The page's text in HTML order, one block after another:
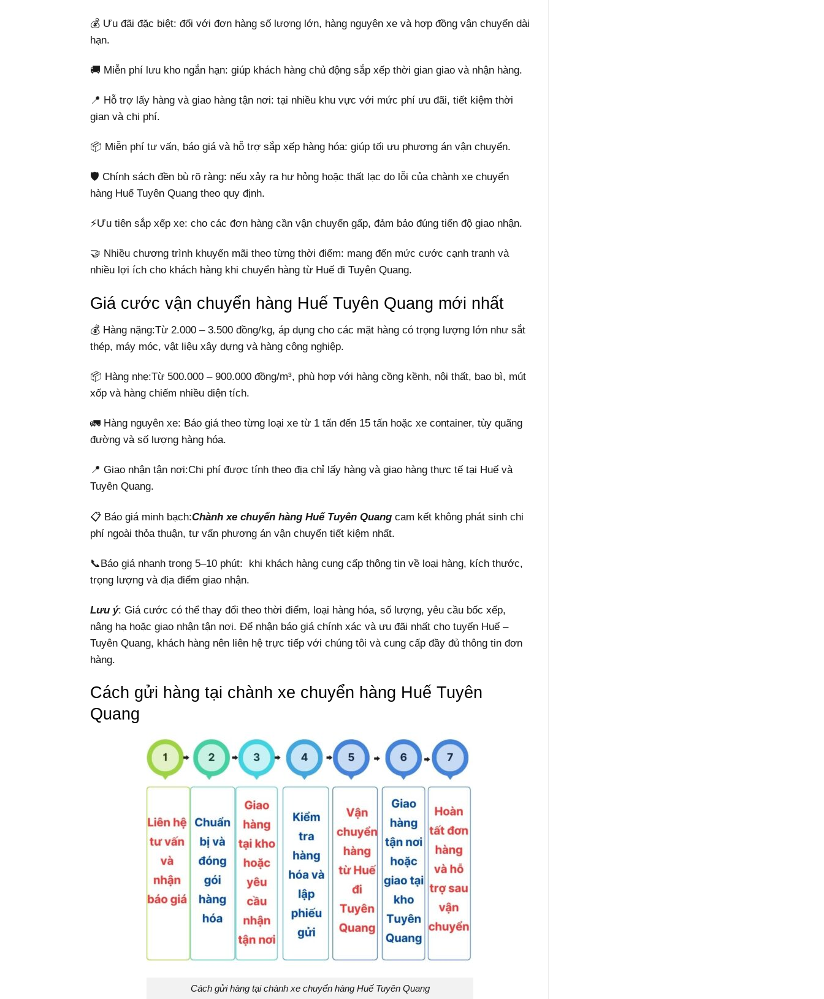
💰 Ưu đãi đặc biệt: đối với đơn hàng số lượng lớn, hàng nguyên xe và hợp đồng vận chuyển dài
hạn.
🚚 Miễn phí lưu kho ngắn hạn: giúp khách hàng chủ động sắp xếp thời gian giao và nhận hàng.
📍 Hỗ trợ lấy hàng và giao hàng tận nơi: tại nhiều khu vực với mức phí ưu đãi, tiết kiệm thời
gian và chi phí.
📦 Miễn phí tư vấn, báo giá và hỗ trợ sắp xếp hàng hóa: giúp tối ưu phương án vận chuyển.
🛡️ Chính sách đền bù rõ ràng: nếu xảy ra hư hỏng hoặc thất lạc do lỗi của chành xe chuyển
hàng Huế Tuyên Quang theo quy định.
⚡Ưu tiên sắp xếp xe: cho các đơn hàng cần vận chuyển gấp, đảm bảo đúng tiến độ giao nhận.
🤝 Nhiều chương trình khuyến mãi theo từng thời điểm: mang đến mức cước cạnh tranh và
nhiều lợi ích cho khách hàng khi chuyển hàng từ Huế đi Tuyên Quang.
Giá cước vận chuyển hàng Huế Tuyên Quang mới nhất
💰 Hàng nặng:Từ 2.000 – 3.500 đồng/kg, áp dụng cho các mặt hàng có trọng lượng lớn như sắt
thép, máy móc, vật liệu xây dựng và hàng công nghiệp.
📦 Hàng nhẹ:Từ 500.000 – 900.000 đồng/m³, phù hợp với hàng cồng kềnh, nội thất, bao bì, mút
xốp và hàng chiếm nhiều diện tích.
🚛 Hàng nguyên xe: Báo giá theo từng loại xe từ 1 tấn đến 15 tấn hoặc xe container, tùy quãng
đường và số lượng hàng hóa.
📍 Giao nhận tận nơi:Chi phí được tính theo địa chỉ lấy hàng và giao hàng thực tế tại Huế và
Tuyên Quang.
📋 Báo giá minh bạch:Chành xe chuyển hàng Huế Tuyên Quang cam kết không phát sinh chi
phí ngoài thỏa thuận, tư vấn phương án vận chuyển tiết kiệm nhất.
📞Báo giá nhanh trong 5–10 phút: khi khách hàng cung cấp thông tin về loại hàng, kích thước,
trọng lượng và địa điểm giao nhận.
Lưu ý: Giá cước có thể thay đổi theo thời điểm, loại hàng hóa, số lượng, yêu cầu bốc xếp,
nâng hạ hoặc giao nhận tận nơi. Để nhận báo giá chính xác và ưu đãi nhất cho tuyến Huế –
Tuyên Quang, khách hàng nên liên hệ trực tiếp với chúng tôi và cung cấp đầy đủ thông tin đơn
hàng.
Cách gửi hàng tại chành xe chuyển hàng Huế Tuyên
Quang
Cách gửi hàng tại chành xe chuyển hàng Huế Tuyên Quang